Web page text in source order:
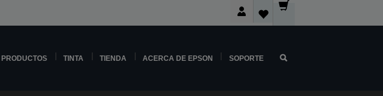
PRODUCTOS TINTA TIENDA ACERCA DE EPSON SOPORTE